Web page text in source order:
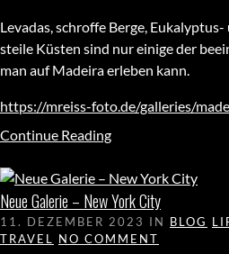
Levadas, schroffe Berge,
steile Küsten sind nur einige der
man auf Madeira erleben kann.
https://mreiss-foto.de/galleries/
Continue Reading
Neue Galerie – New York City
11. DEZEMBER 2023 IN BLOG
TRAVEL NO COMMENT